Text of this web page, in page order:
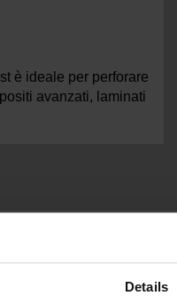
Details
è ideale per perforare
avanzati, laminati